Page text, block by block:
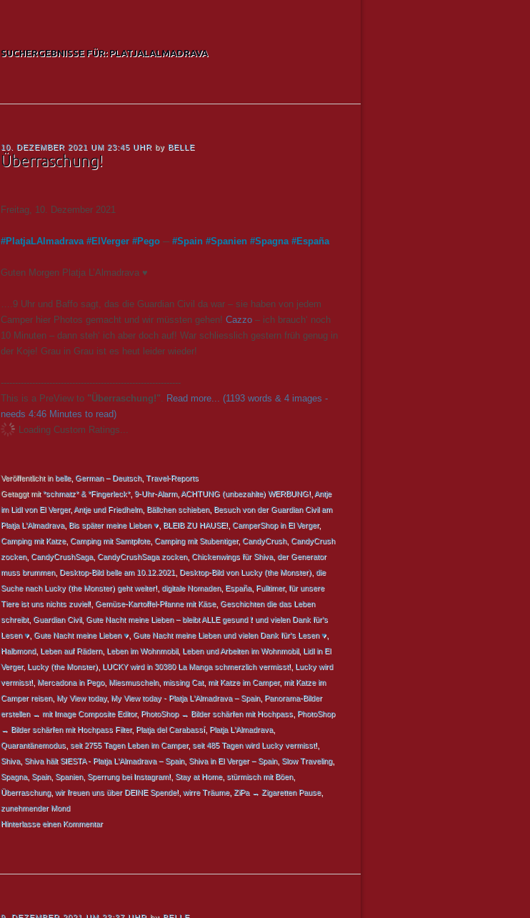
SUCHERGEBNISSE FÜR: PLATJALALMADRAVA
10. DEZEMBER 2021 UM 23:45 UHR by BELLE
Überraschung!
Freitag, 10. Dezember 2021
#PlatjaLAlmadrava#ElVerger #Pego ─ #Spain #Spanien #Spagna#España
Guten Morgen Platja L’Almadrava ♥
….9 Uhr und Baffo sagt, das die Guardian Civil da war – sie haben von jedem
Camper hier Photos gemacht und wir müssten gehen! Cazzo – ich brauch‘ noch
10 Minuten – dann steh‘ ich aber doch auf! War schliesslich gestern früh genug in
der Koje! Grau in Grau ist es heut leider wieder!
---------------------------------------------------------------
This is a PreView to "Überraschung!". Read more... (1193 words & 4 images -
needs 4:46 Minutes to read)
Loading Custom Ratings...
Veröffentlicht inbelle, German – Deutsch, Travel-Reports
Getaggt mit*schmatz* & *Fingerleck*, 9-Uhr-Alarm, ACHTUNG (unbezahlte) WERBUNG! Antje
im Lidl von El Verger, Antje und Friedhelm, Bällchen schieben, Besuch von der Guardian Civil am
Platja L'Almadrava, Bis später meine Lieben ♥ BLEIB ZU HAUSE! CamperShop in El Verger,
Camping mit Katze, Camping mit Samtpfote, Camping mit Stubentiger, CandyCrush, CandyCrush
zocken, CandyCrushSaga, CandyCrushSaga zocken, Chickenwings für Shiva, der Generator
muss brummen, Desktop-Bild belle am 10.12.2021 Desktop-Bild von Lucky (the Monster) die
Suche nach Lucky (the Monster) geht weiter! digitale Nomaden, España, Fulltimer, für unsere
Tiere ist uns nichts zuviel! Gemüse-Kartoffel-Pfanne mit Käse, Geschichten die das Leben
schreibt, Guardian Civil, Gute Nacht meine Lieben – bleibt ALLE gesund ❗ und vielen Dank für's
Lesen ♥ Gute Nacht meine Lieben ♥ Gute Nacht meine Lieben und vielen Dank für's Lesen ♥
Halbmond, Leben auf Rädern, Leben im Wohnmobil, Leben und Arbeiten im Wohnmobil, Lidl in El
Verger, Lucky (the Monster) LUCKY wird in 30380 La Manga schmerzlich vermisst! Lucky wird
vermisst! Mercadona in Pego, Miesmuscheln, missing Cat, mit Katze im Camper, mit Katze im
Camper reisen, My View today, My View today - Platja L'Almadrava – Spain, Panorama-Bilder
erstellen → mit Image Composite Editor, PhotoShop → Bilder schärfen mit Hochpass PhotoShop
→ Bilder schärfen mit Hochpass Filter, Platja del Carabassí, Platja L'Almadrava,
Quarantänemodus seit 2755 Tagen Leben im Camper, seit 485 Tagen wird Lucky vermisst!
Shiva, Shiva hält SIESTA - Platja L'Almadrava – Spain, Shiva in El Verger – Spain, Slow Traveling,
Spagna, Spain, Spanien, Sperrung bei Instagram! Stay at Home, stürmisch mit Böen,
Überraschung, wir freuen uns über DEINE Spende! wirre Träume, ZiPa → Zigaretten Pause,
zunehmender Mond
Hinterlasse einen Kommentar